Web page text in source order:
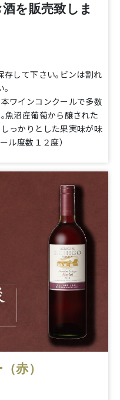
を販売致しま
して下さい。ビンは割れ
ワインコンクールで多数
魚沼産葡萄から醸された
っかりとした果実味が味
ル度数１２度）
赤）